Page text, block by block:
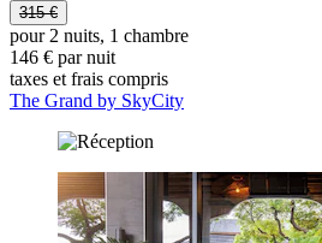
315 €
pour 2 nuits, 1 chambre
146 € par nuit
taxes et frais compris
The Grand by SkyCity